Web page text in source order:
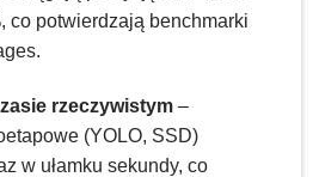
co potwierdzają benchmarki
rzeczywistym –
(YOLO, SSD)
w ułamku sekundy, co